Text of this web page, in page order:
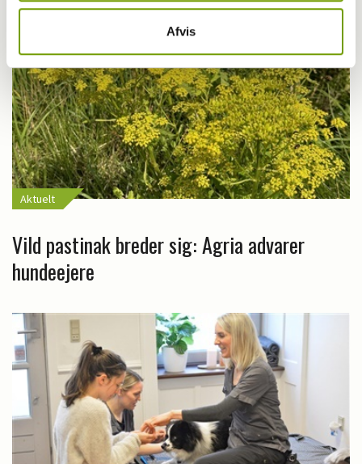
Afvis
Aktuelt
Vild pastinak breder sig: Agria advarer
hundeejere